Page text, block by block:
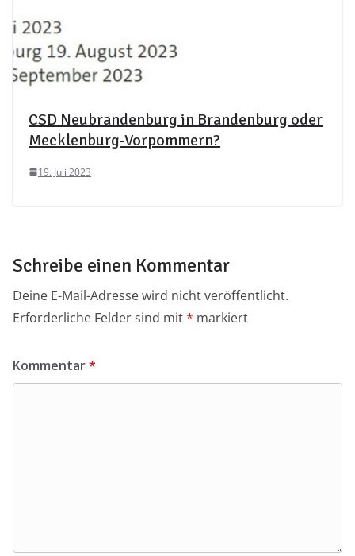
CSD Neubrandenburg in Brandenburg oder
Mecklenburg-Vorpommern?
19. Juli 2023
Schreibe einen Kommentar
Deine E-Mail-Adresse wird nicht veröffentlicht.
Erforderliche Felder sind mit* markiert
Kommentar*